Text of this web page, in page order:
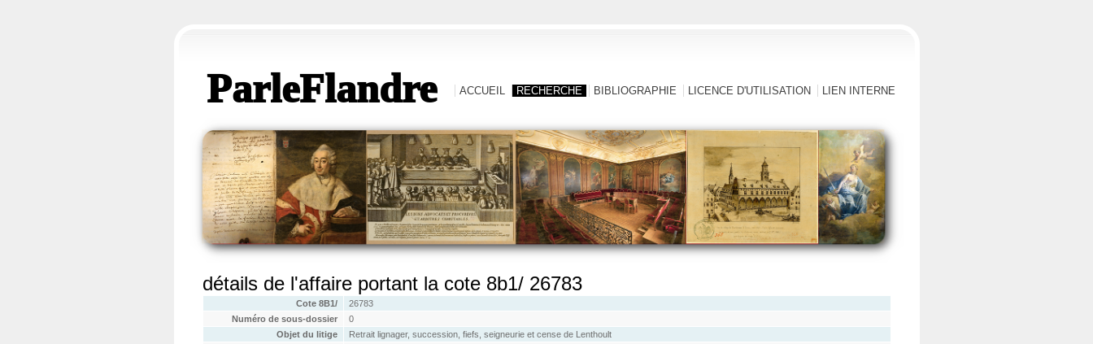
ParleFlandre ACCUEIL RECHERCHE BIBLIOGRAPHIE LICENCE D'UTILISATION LIEN INTERNE
détails de l'affaire portant la cote 8b1/ 26783
Cote 8B1/
26783
Numéro de sous-dossier
0
Objet du litige
Retrait lignager, succession, fiefs, seigneurie et cense de Lenthoult